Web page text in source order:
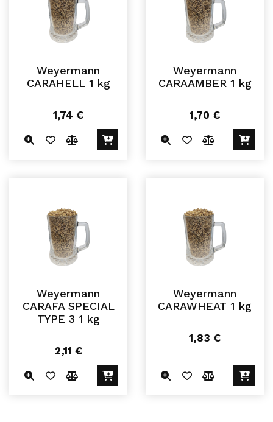
Weyermann
CARAHELL 1 kg
1,74 €
Weyermann
CARAAMBER 1 kg
1,70 €
Weyermann
CARAFA SPECIAL
TYPE 3 1 kg
2,11 €
Weyermann
CARAWHEAT 1 kg
1,83 €